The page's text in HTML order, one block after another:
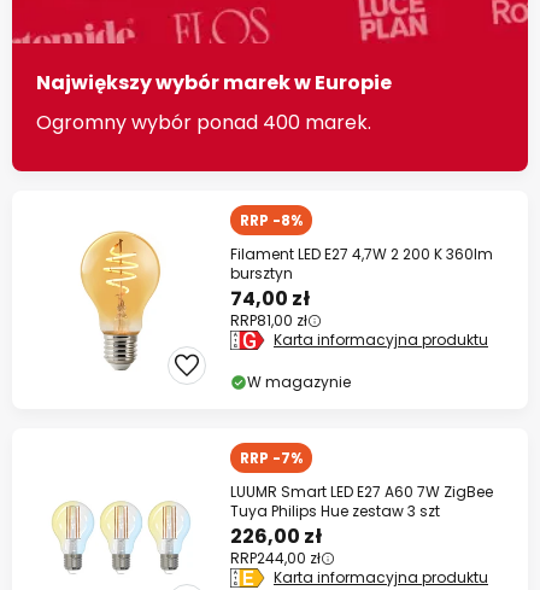
Największy wybór marek w Europie
Ogromny wybór ponad 400 marek.
RRP -8%
Filament LED E27 4,7W 2 200 K 360lm
bursztyn
74,00 zł
RRP81,00 zł
Karta informacyjna produktu
W magazynie
RRP -7%
LUUMR Smart LED E27 A60 7W ZigBee
Tuya Philips Hue zestaw 3 szt
226,00 zł
RRP244,00 zł
Karta informacyjna produktu